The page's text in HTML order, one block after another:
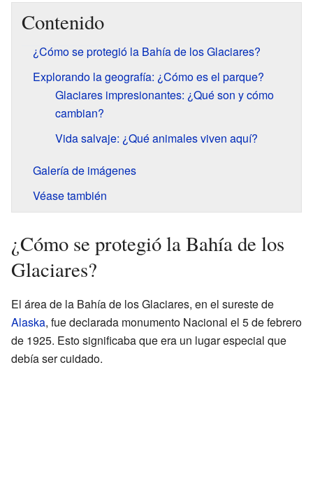
Contenido
¿Cómo se protegió la Bahía de los Glaciares?
Explorando la geografía: ¿Cómo es el parque?
Glaciares impresionantes: ¿Qué son y cómo
cambian?
Vida salvaje: ¿Qué animales viven aquí?
Galería de imágenes
Véase también
¿Cómo se protegió la Bahía de los
Glaciares?
El área de la Bahía de los Glaciares, en el sureste de
Alaska, fue declarada monumento Nacional el 5 de febrero
de 1925. Esto significaba que era un lugar especial que
debía ser cuidado.